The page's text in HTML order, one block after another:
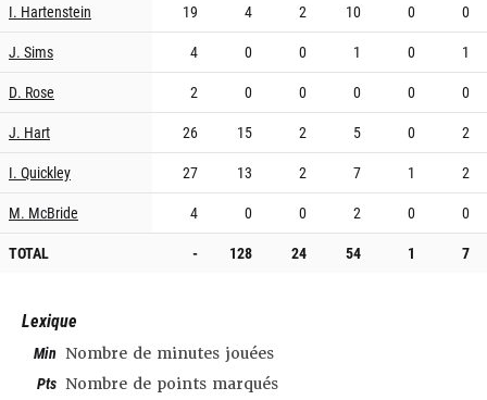
I. Hartenstein
19 4 2 10 0
0
J. Sims
4 0 0 1 0
1
D. Rose
2 0 0 0 0
0
J. Hart
26 15 2 5 0
2
I. Quickley
27 13 2 7 1
2
M. McBride
4 0 0 2 0
0
TOTAL
- 128 24 54 1 7
Lexique
Min Nombre de minutes jouées
Pts Nombre de points marqués